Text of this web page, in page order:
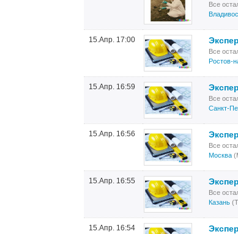
Все
15.Апр. 17:00
Все
Ростов-
15.Апр. 16:59
Все
Санкт-
15.Апр. 16:56
Все
Москва
15.Апр. 16:55
Все
Казань
15.Апр. 16:54